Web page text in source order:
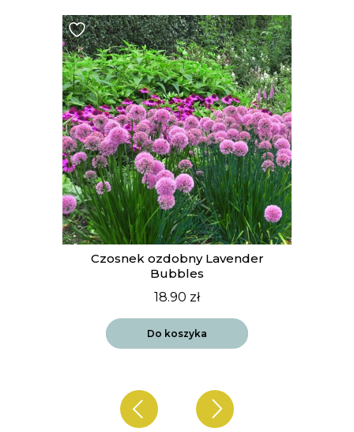
Czosnek ozdobny Lavender
Bubbles
18.90 zł
Do koszyka